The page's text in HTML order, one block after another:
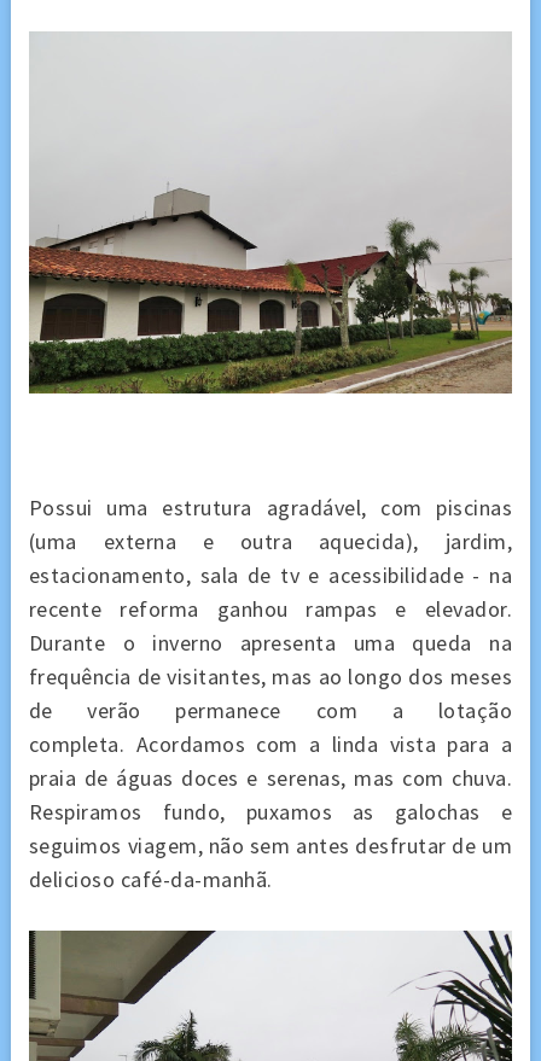
Possui uma estrutura agradável, com piscinas
(uma externa e outra aquecida), jardim,
estacionamento, sala de tv e acessibilidade - na
recente reforma ganhou rampas e elevador.
Durante o inverno apresenta uma queda na
frequência de visitantes, mas ao longo dos meses
de verão permanece com a lotação
completa. Acordamos com a linda vista para a
praia de águas doces e serenas, mas com chuva.
Respiramos fundo, puxamos as galochas e
seguimos viagem, não sem antes desfrutar de um
delicioso café-da-manhã.